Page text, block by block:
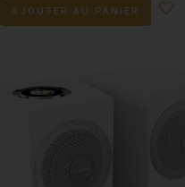
AJOUTER AU PANIER